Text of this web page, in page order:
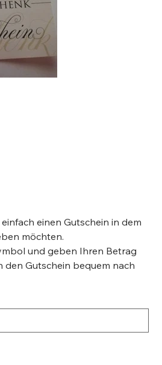
einen Gutschein in dem
möchten.
und geben Ihren Betrag
den Gutschein bequem nach